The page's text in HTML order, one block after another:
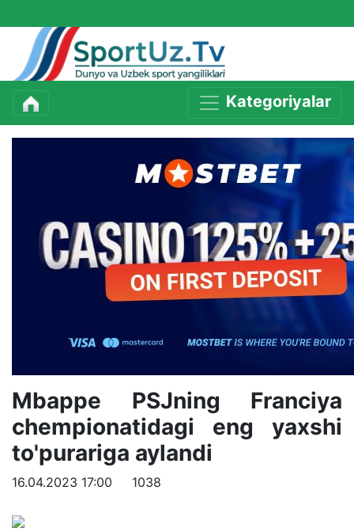
Kategoriyalar
Mbappe PSJning Franciya
chempionatidagi eng yaxshi
to'purariga aylandi
16.04.2023 17:00 1038